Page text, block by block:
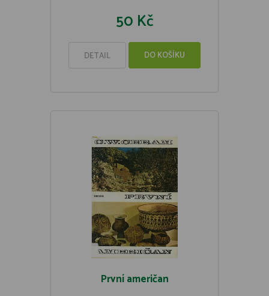
50 Kč
DETAIL DO KOŠÍKU
První američan